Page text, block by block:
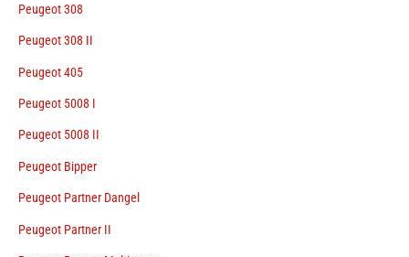
Peugeot 308
Peugeot 308 II
Peugeot 405
Peugeot 5008 I
Peugeot 5008 II
Peugeot Bipper
Peugeot Partner Dangel
Peugeot Partner II